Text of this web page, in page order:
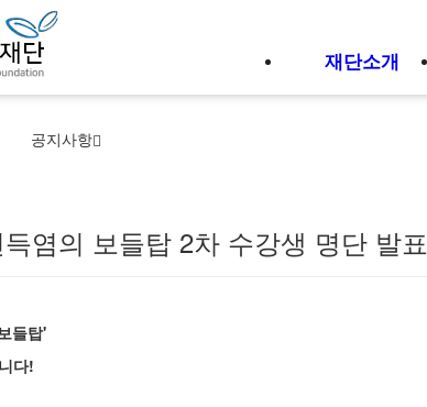
재단소개
공지사항
염의 보들탑 2차 수강생 명단 발표
들탑'
다!